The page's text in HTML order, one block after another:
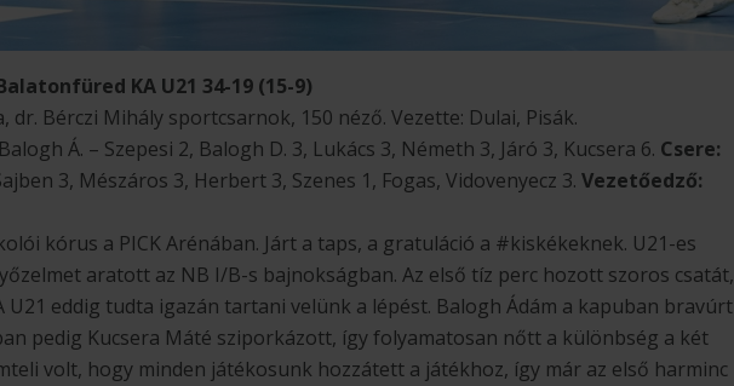
KA U21 34-19 (15-9)
dr. Bérczi Mihály sportcsarnok, 150 néző. Vezette: Dulai, Pisák.
Balogh Á. – Szepesi 2, Balogh D. 3, Lukács 3, Németh 3, Járó 3, Kucsera 6. Csere:
3, Mészáros 3, Herbert 3, Szenes 1, Fogas, Vidovenyecz 3. Vezetőedző:
kórus a PICK Arénában. Járt a taps, a gratuláció a #kiskékeknek. U21-es
aratott az NB I/B-s bajnokságban. Az első tíz perc hozott szoros csatát,
U21 eddig tudta igazán tartani velünk a lépést. Balogh Ádám a kapuban bravúrt
pedig Kucsera Máté sziporkázott, így folyamatosan nőtt a különbség a két
volt, hogy minden játékosunk hozzátett a játékhoz, így már az első harminc